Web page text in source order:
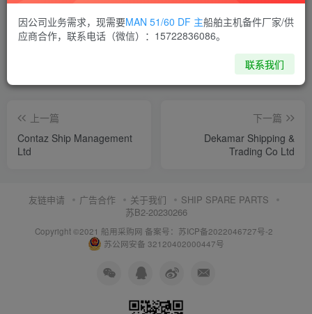
喜欢就支持一下吧
上一篇
Contaz Ship Management
Ltd
下一篇
Dekamar Shipping &
Trading Co Ltd
友链申请 广告合作 关于我们
SHIP SPARE PARTS
苏B2-20230266
Copyright ©2021 船用采购网 备案号：苏ICP备2022046727号-2
苏公网安备 32120402000447号
因公司业务需求，现需要MAN 51/60 DF 主船舶主机备件厂家/供
应商合作，联系电话（微信）：15722836086。
联系我们